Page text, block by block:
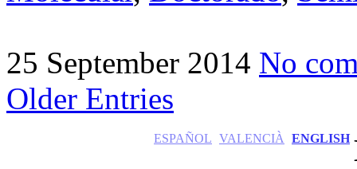
25 September 2014 No
Older Entries
ESPAÑOL VALENCIÀ ENGLISH